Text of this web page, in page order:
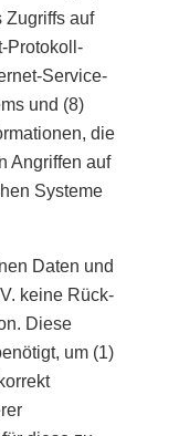
Zugriffs auf
Protokoll-
Service-
und (8)
die
Angriffen auf
Systeme
Daten und
keine Rück-
Diese
um (1)